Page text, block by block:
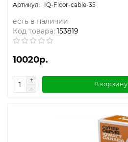
IQ-Floor-cable-35
есть в наличии
Код товара: 153819
10020р.
В корзину